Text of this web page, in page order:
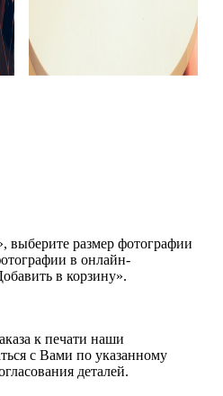
выберите размер фотографии
в онлайн-
в корзину».
к печати наши
с Вами по указанному
деталей.